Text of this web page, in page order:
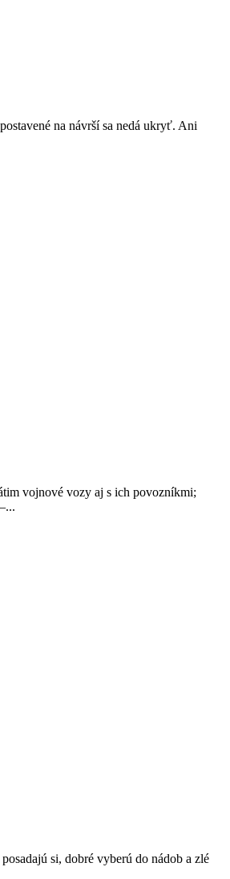
na návrší sa nedá ukryť. Ani
vojnové vozy aj s ich povozníkmi;
si, dobré vyberú do nádob a zlé